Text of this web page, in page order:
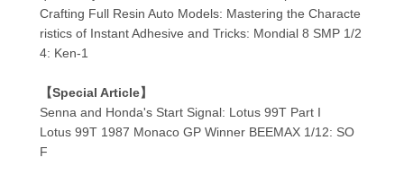
Crafting Full Resin Auto Models: Mastering the Characte
ristics of Instant Adhesive and Tricks: Mondial 8 SMP 1/2
4: Ken-1
【Special Article】
Senna and Honda's Start Signal: Lotus 99T Part I
Lotus 99T 1987 Monaco GP Winner BEEMAX 1/12: SO
F